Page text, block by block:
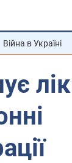
Війна в Україні